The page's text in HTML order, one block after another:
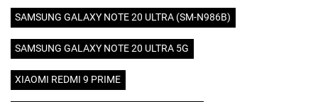
SAMSUNG GALAXY NOTE 20 ULTRA (SM-N986B)
SAMSUNG GALAXY NOTE 20 ULTRA 5G
XIAOMI REDMI 9 PRIME